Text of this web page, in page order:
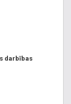
darbības